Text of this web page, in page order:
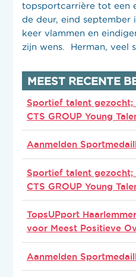
topsportcarrière tot een
de deur, eind september
keer vlammen en
zijn wens. Herman, veel
MEEST RECENTE
Sportief talent
CTS GROUP Young
Aanmelden
Sportief talent
CTS GROUP Young
TopsUPport
voor Meest Positieve
Aanmelden